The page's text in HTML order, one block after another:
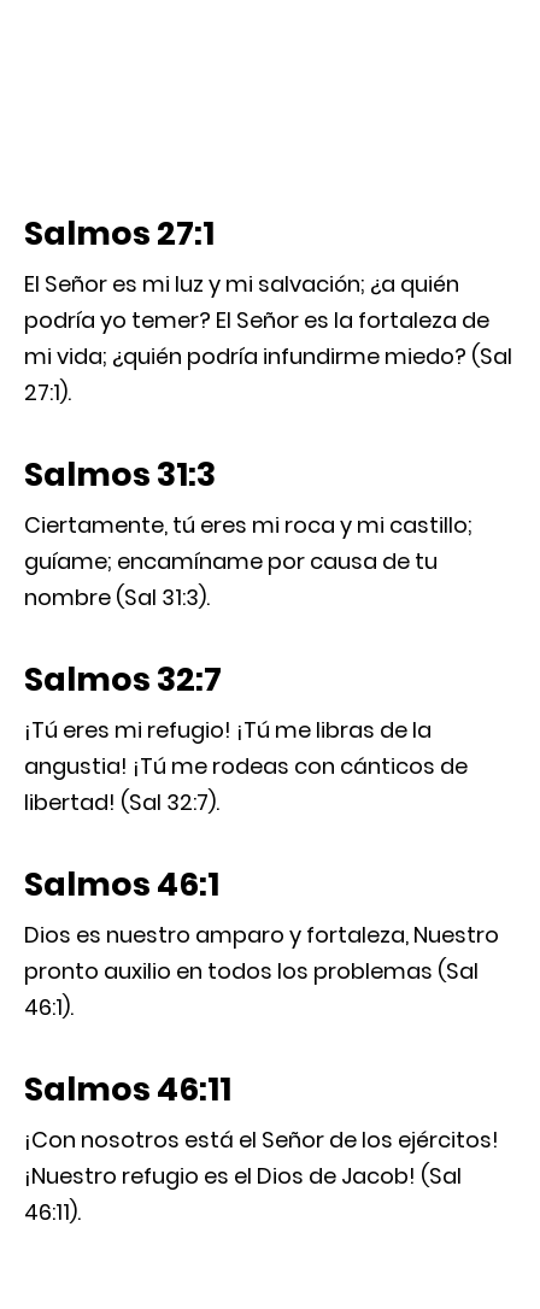
Salmos 27:1
El Señor es mi luz y mi salvación; ¿a quién
podría yo temer? El Señor es la fortaleza de
mi vida; ¿quién podría infundirme miedo? (Sal
27:1).
Salmos 31:3
Ciertamente, tú eres mi roca y mi castillo;
guíame; encamíname por causa de tu
nombre (Sal 31:3).
Salmos 32:7
¡Tú eres mi refugio! ¡Tú me libras de la
angustia! ¡Tú me rodeas con cánticos de
libertad! (Sal 32:7).
Salmos 46:1
Dios es nuestro amparo y fortaleza, Nuestro
pronto auxilio en todos los problemas (Sal
46:1).
Salmos 46:11
¡Con nosotros está el Señor de los ejércitos!
¡Nuestro refugio es el Dios de Jacob! (Sal
46:11).